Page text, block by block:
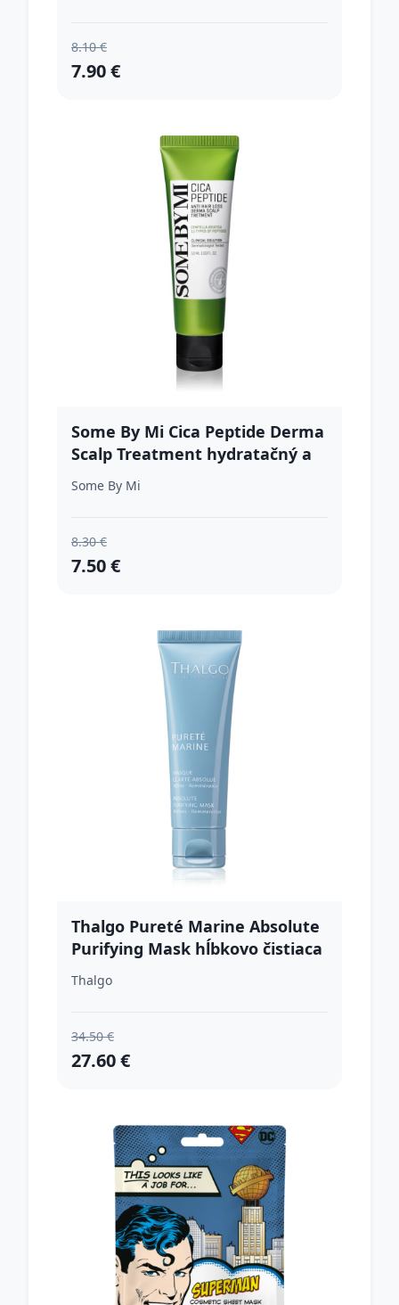
8.10 €
7.90 €
Some By Mi Cica Peptide Derma
Scalp Treatment hydratačný a
upokojujúci kondicionér proti
vypadávaniu vlasov 50 ml
Some By Mi
8.30 €
7.50 €
Thalgo Pureté Marine Absolute
Purifying Mask hĺbkovo čistiaca
pleťová maska pre mastnú a
zmiešanú pleť 40 ml
Thalgo
34.50 €
27.60 €